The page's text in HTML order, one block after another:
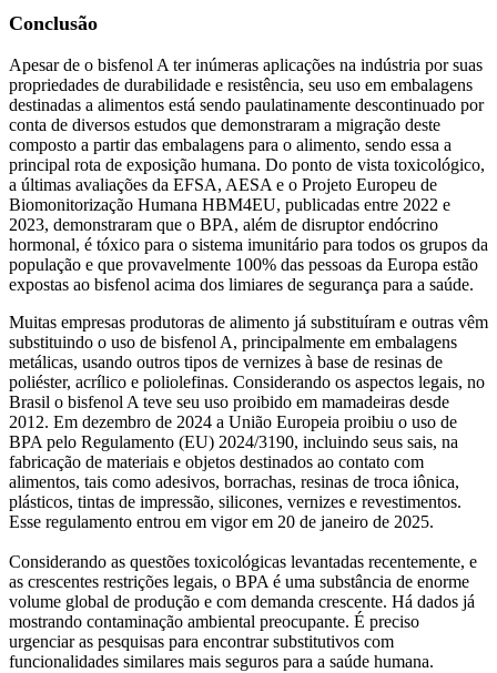
Conclusão
Apesar de o bisfenol A ter inúmeras aplicações na indústria por suas
propriedades de durabilidade e resistência, seu uso em embalagens
destinadas a alimentos está sendo paulatinamente descontinuado por
conta de diversos estudos que demonstraram a migração deste
composto a partir das embalagens para o alimento, sendo essa a
principal rota de exposição humana. Do ponto de vista toxicológico,
a últimas avaliações da EFSA, AESA e o Projeto Europeu de
Biomonitorização Humana HBM4EU, publicadas entre 2022 e
2023, demonstraram que o BPA, além de disruptor endócrino
hormonal, é tóxico para o sistema imunitário para todos os grupos da
população e que provavelmente 100% das pessoas da Europa estão
expostas ao bisfenol acima dos limiares de segurança para a saúde.
Muitas empresas produtoras de alimento já substituíram e outras vêm
substituindo o uso de bisfenol A, principalmente em embalagens
metálicas, usando outros tipos de vernizes à base de resinas de
poliéster, acrílico e poliolefinas. Considerando os aspectos legais, no
Brasil o bisfenol A teve seu uso proibido em mamadeiras desde
2012. Em dezembro de 2024 a União Europeia proibiu o uso de
BPA pelo Regulamento (EU) 2024/3190, incluindo seus sais, na
fabricação de materiais e objetos destinados ao contato com
alimentos, tais como adesivos, borrachas, resinas de troca iônica,
plásticos, tintas de impressão, silicones, vernizes e revestimentos.
Esse regulamento entrou em vigor em 20 de janeiro de 2025.
Considerando as questões toxicológicas levantadas recentemente, e
as crescentes restrições legais, o BPA é uma substância de enorme
volume global de produção e com demanda crescente. Há dados já
mostrando contaminação ambiental preocupante. É preciso
urgenciar as pesquisas para encontrar substitutivos com
funcionalidades similares mais seguros para a saúde humana.